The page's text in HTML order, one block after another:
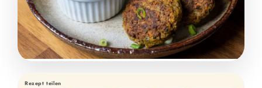
Rezept teilen